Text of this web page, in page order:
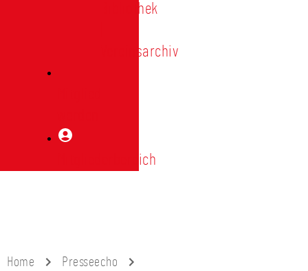
Bibliothek
Vereinsarchiv
Mitgliederbereich
Home
Presseecho